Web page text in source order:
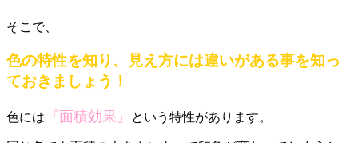
そこで、
色の特性を知り、見え方には違いがある事を知っ
ておきましょう！
色には 『面積効果』 という特性があります。